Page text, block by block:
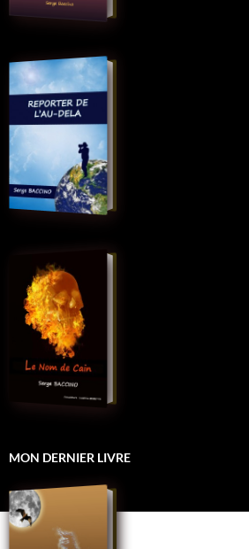
MON DERNIER LIVRE